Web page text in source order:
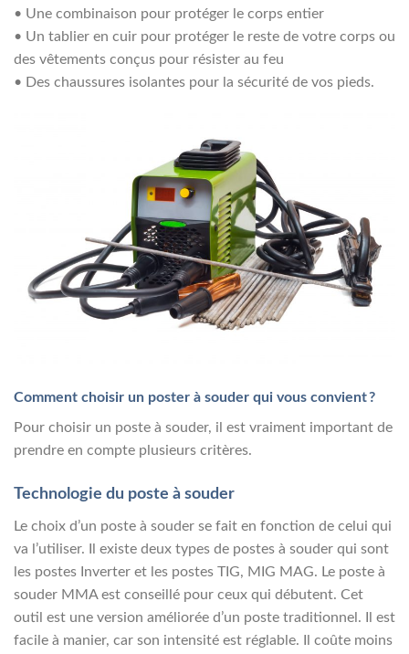
• Une combinaison pour protéger le corps entier
• Un tablier en cuir pour protéger le reste de votre corps ou
des vêtements conçus pour résister au feu
• Des chaussures isolantes pour la sécurité de vos pieds.
Comment choisir un poster à souder qui vous convient ?
Pour choisir un poste à souder, il est vraiment important de
prendre en compte plusieurs critères.
Technologie du poste à souder
Le choix d’un poste à souder se fait en fonction de celui qui
va l’utiliser. Il existe deux types de postes à souder qui sont
les postes Inverter et les postes TIG, MIG MAG. Le poste à
souder MMA est conseillé pour ceux qui débutent. Cet
outil est une version améliorée d’un poste traditionnel. Il est
facile à manier, car son intensité est réglable. Il coûte moins